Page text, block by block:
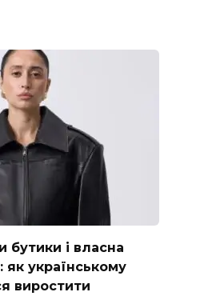
бутики і власна
як українському
виростити